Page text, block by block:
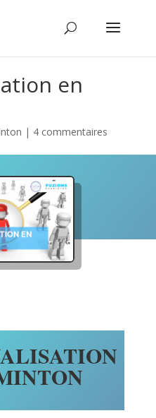
en
| 4 commentaires